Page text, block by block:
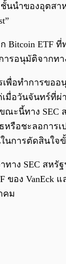
นนำของอุตสา
ETF ที่
ารอนุมัติจากท
เพื่อทำการขออ
อวันจันทร์ที่ผ่า
ณะนี้ทาง SEC
หรือชะลอการเ
นการตัดสินใจ
าง SEC สหรั
ของ VanEck แ
คม